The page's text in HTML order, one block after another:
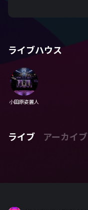
ライブハウス
小田原姿麗人
ライブ アーカイブ